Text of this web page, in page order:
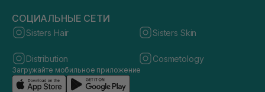
СОЦИАЛЬНЫЕ СЕТИ
Sisters Hair Sisters Skin
Distribution Cosmetology
Загружайте мобильное приложение